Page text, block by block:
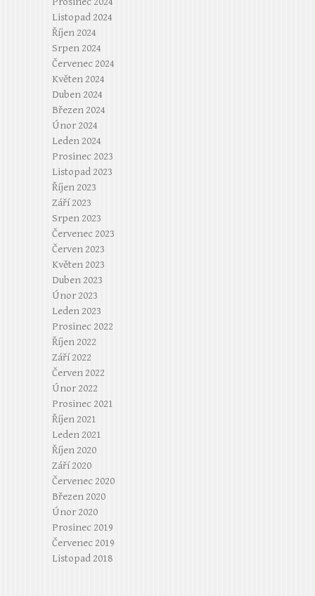
Listopad 2024
Říjen 2024
Srpen 2024
Červenec 2024
Květen 2024
Duben 2024
Březen 2024
Únor 2024
Leden 2024
Prosinec 2023
Listopad 2023
Říjen 2023
Září 2023
Srpen 2023
Červenec 2023
Červen 2023
Květen 2023
Duben 2023
Únor 2023
Leden 2023
Prosinec 2022
Říjen 2022
Září 2022
Červen 2022
Únor 2022
Prosinec 2021
Říjen 2021
Leden 2021
Říjen 2020
Září 2020
Červenec 2020
Březen 2020
Únor 2020
Prosinec 2019
Červenec 2019
Listopad 2018